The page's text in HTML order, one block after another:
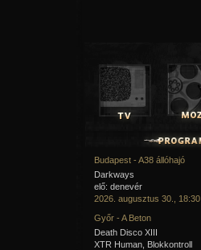
Budapest - A38 állóhajó
Darkways
elő: denevér
2026. augusztus 30., 18:30
Győr - A Beton
Death Disco XIII
XTR Human, Blokkontroll